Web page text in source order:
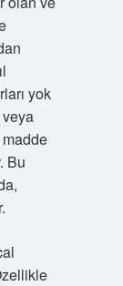
yok
veya
madde
Bu